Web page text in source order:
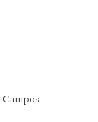
Campos